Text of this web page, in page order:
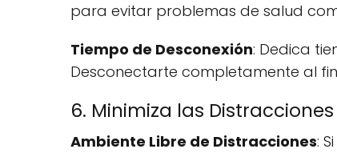
para evitar problemas de salud
Tiempo de Desconexión: Dedica
Desconectarte completamente al
6. Minimiza las Distracciones
Ambiente Libre de Distracciones: